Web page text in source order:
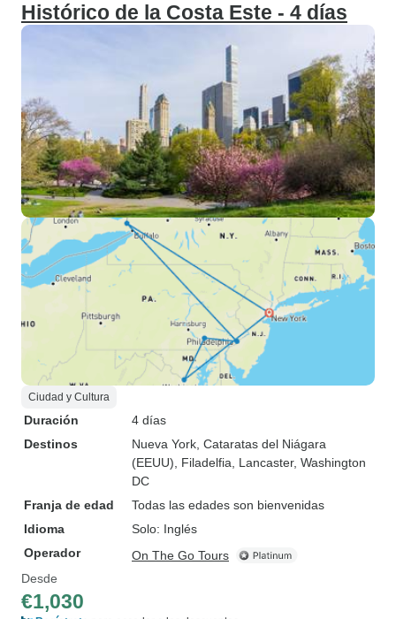
Histórico de la Costa Este - 4 días
Ciudad y Cultura
Duración
4 días
Destinos
Nueva York , Cataratas del Niágara
(EEUU) , Filadelfia , Lancaster, Washington
DC
Franja de edad
Todas las edades son bienvenidas
Idioma
Solo: Inglés
Operador
On The Go Tours
Desde
€1,030